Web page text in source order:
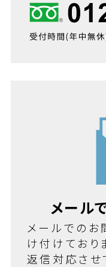
メール
メールでの
け付けており
返信対応させ